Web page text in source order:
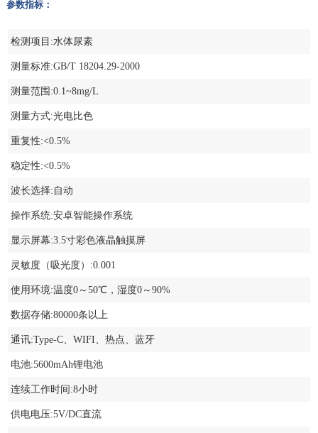
参数指标：
检测项目:水体尿素
测量标准:GB/T 18204.29-2000
测量范围:0.1~8mg/L
测量方式:光电比色
重复性:<0.5%
稳定性:<0.5%
波长选择:自动
操作系统:安卓智能操作系统
显示屏幕:3.5寸彩色液晶触摸屏
灵敏度（吸光度）:0.001
使用环境:温度0～50℃，湿度0～90%
数据存储:80000条以上
通讯:Type-C、WIFI、热点、蓝牙
电池:5600mAh锂电池
连续工作时间:8小时
供电电压:5V/DC直流